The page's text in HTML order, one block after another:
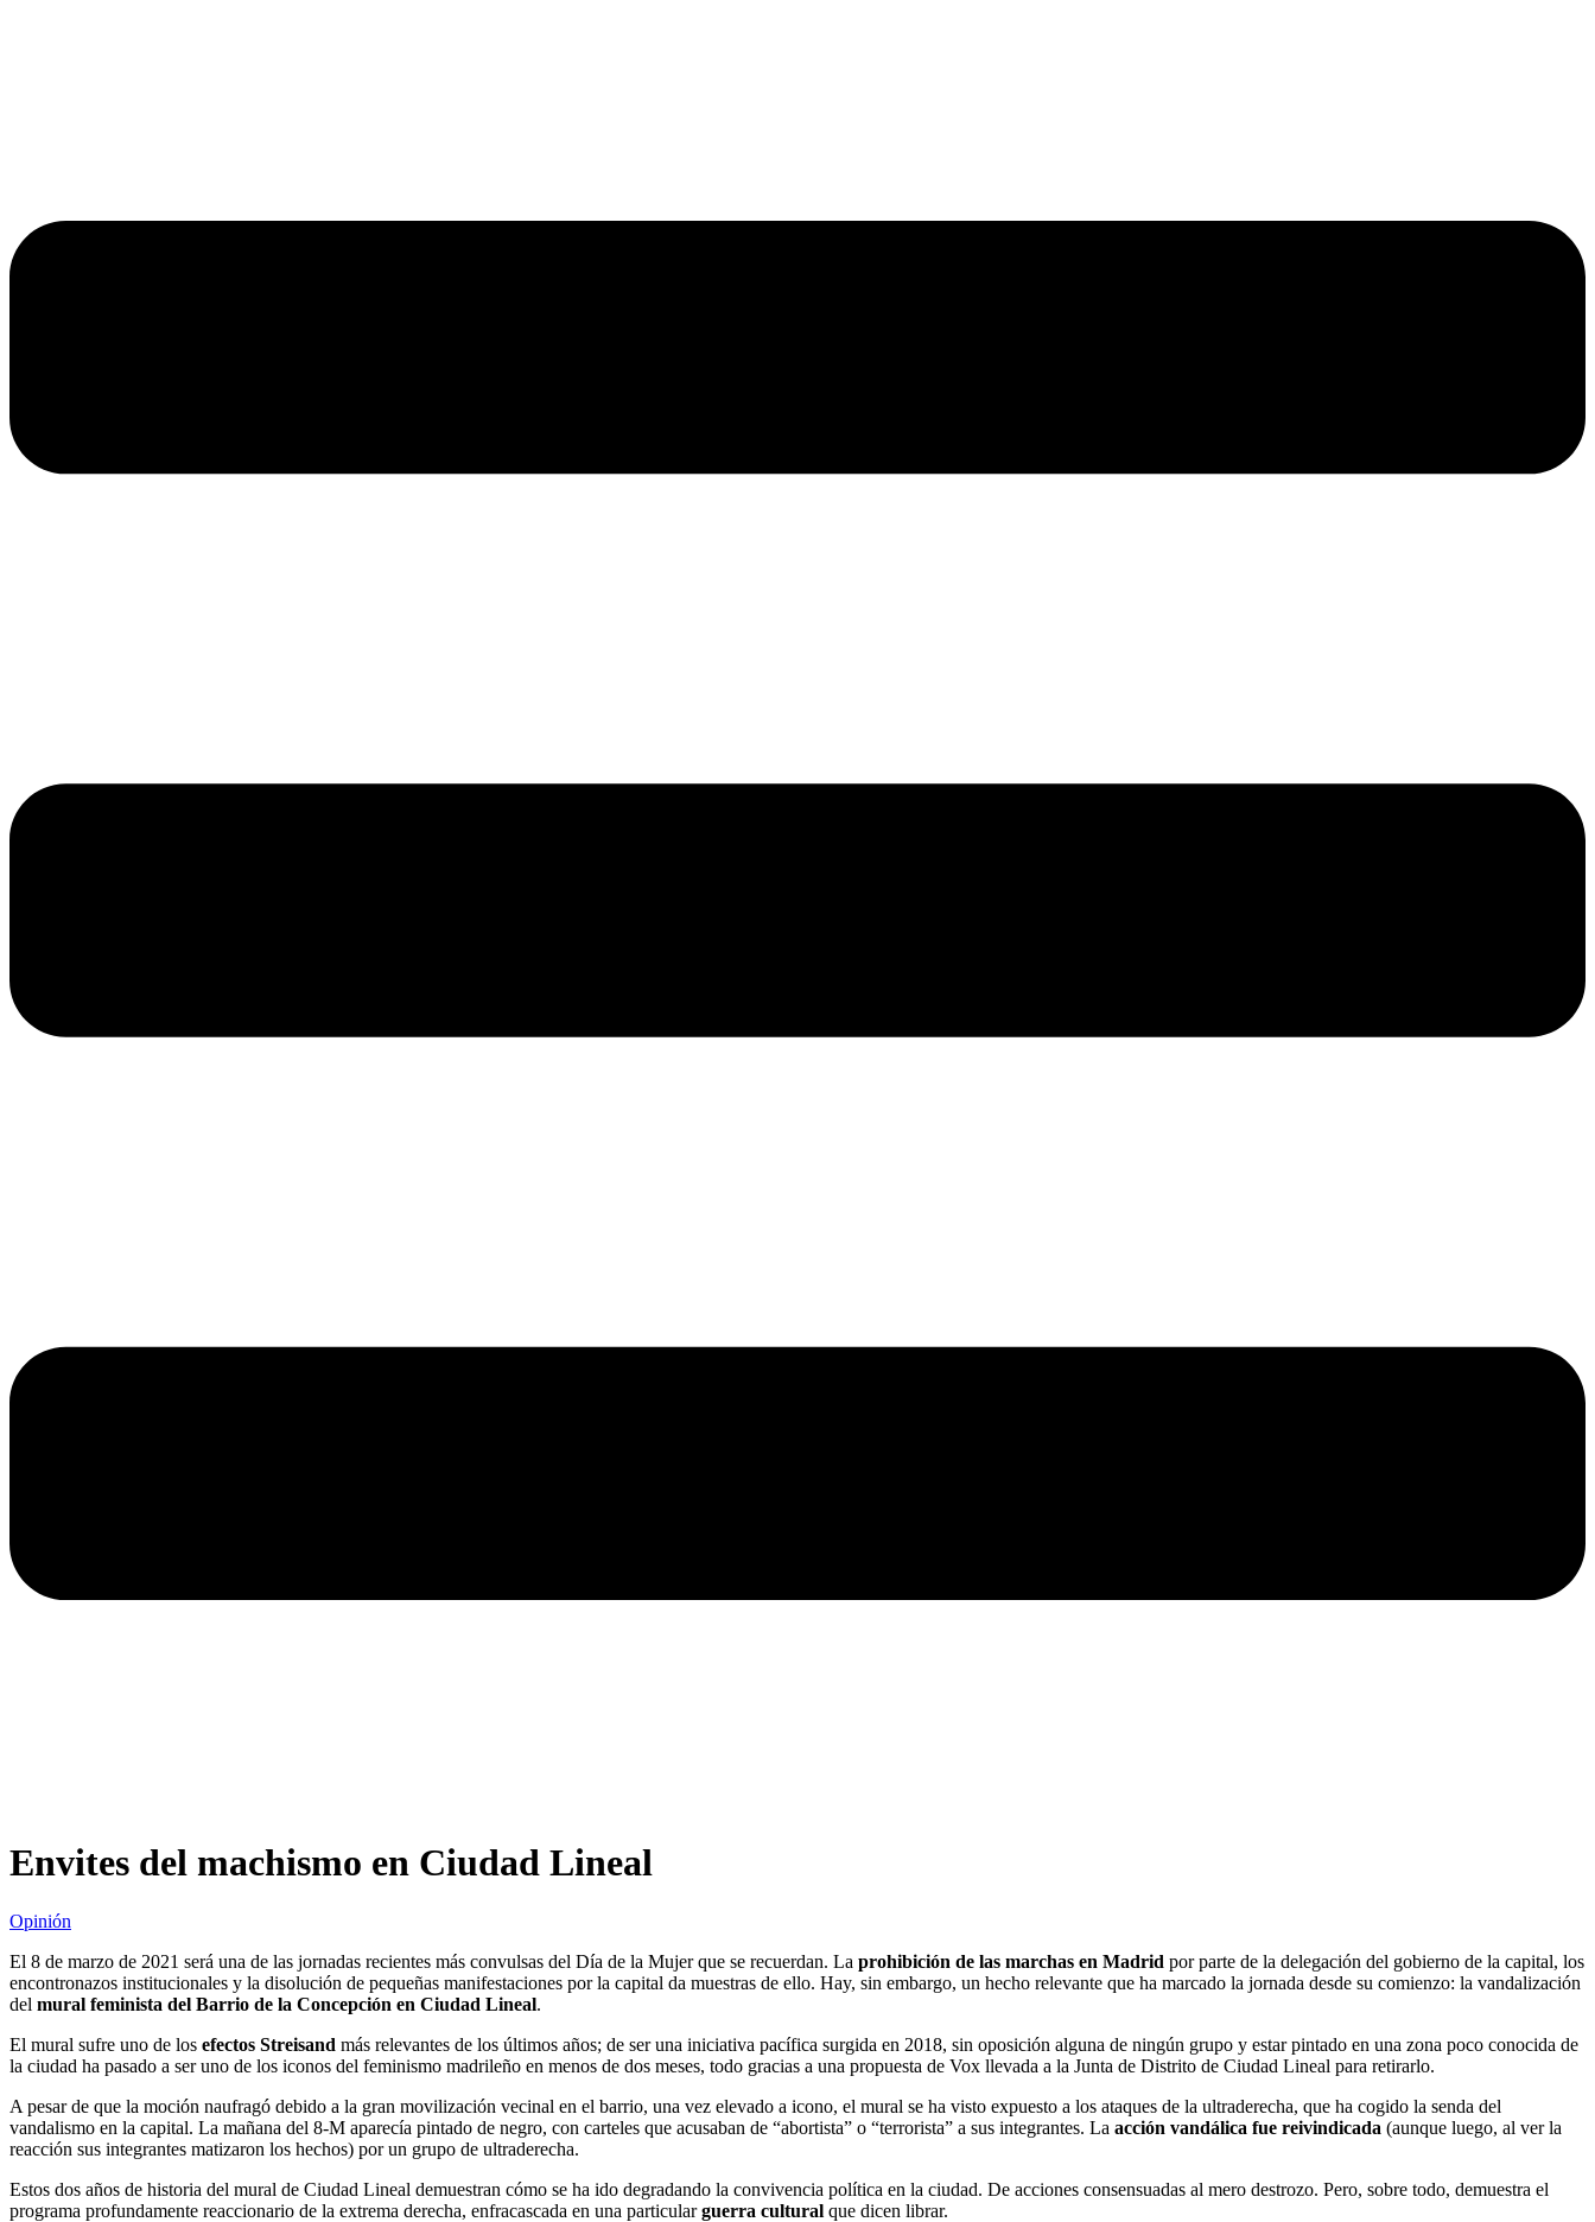
Envites del machismo en Ciudad Lineal
Opinión
El 8 de marzo de 2021 será una de las jornadas recientes más convulsas del Día de la Mujer que se recuerdan. La prohibición de las marchas en Madrid por parte de la delegación del gobierno de la capital, los
encontronazos institucionales y la disolución de pequeñas manifestaciones por la capital da muestras de ello. Hay, sin embargo, un hecho relevante que ha marcado la jornada desde su comienzo: la vandalización
del mural feminista del Barrio de la Concepción en Ciudad Lineal.
El mural sufre uno de los efectos Streisand más relevantes de los últimos años; de ser una iniciativa pacífica surgida en 2018, sin oposición alguna de ningún grupo y estar pintado en una zona poco conocida de
la ciudad ha pasado a ser uno de los iconos del feminismo madrileño en menos de dos meses, todo gracias a una propuesta de Vox llevada a la Junta de Distrito de Ciudad Lineal para retirarlo.
A pesar de que la moción naufragó debido a la gran movilización vecinal en el barrio, una vez elevado a icono, el mural se ha visto expuesto a los ataques de la ultraderecha, que ha cogido la senda del
vandalismo en la capital. La mañana del 8-M aparecía pintado de negro, con carteles que acusaban de “abortista” o “terrorista” a sus integrantes. La acción vandálica fue reivindicada (aunque luego, al ver la
reacción sus integrantes matizaron los hechos) por un grupo de ultraderecha.
Estos dos años de historia del mural de Ciudad Lineal demuestran cómo se ha ido degradando la convivencia política en la ciudad. De acciones consensuadas al mero destrozo. Pero, sobre todo, demuestra el
programa profundamente reaccionario de la extrema derecha, enfracascada en una particularguerra cultural que dicen librar.